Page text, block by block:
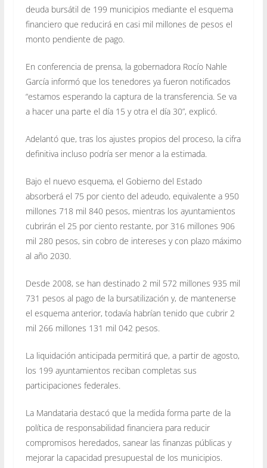
deuda bursátil de 199 municipios mediante el esquema
financiero que reducirá en casi mil millones de pesos el
monto pendiente de pago.
En conferencia de prensa, la gobernadora Rocío Nahle
García informó que los tenedores ya fueron notificados
“estamos esperando la captura de la transferencia. Se va
a hacer una parte el día 15 y otra el día 30”, explicó.
Adelantó que, tras los ajustes propios del proceso, la cifra
definitiva incluso podría ser menor a la estimada.
Bajo el nuevo esquema, el Gobierno del Estado
absorberá el 75 por ciento del adeudo, equivalente a 950
millones 718 mil 840 pesos, mientras los ayuntamientos
cubrirán el 25 por ciento restante, por 316 millones 906
mil 280 pesos, sin cobro de intereses y con plazo máximo
al año 2030.
Desde 2008, se han destinado 2 mil 572 millones 935 mil
731 pesos al pago de la bursatilización y, de mantenerse
el esquema anterior, todavía habrían tenido que cubrir 2
mil 266 millones 131 mil 042 pesos.
La liquidación anticipada permitirá que, a partir de agosto,
los 199 ayuntamientos reciban completas sus
participaciones federales.
La Mandataria destacó que la medida forma parte de la
política de responsabilidad financiera para reducir
compromisos heredados, sanear las finanzas públicas y
mejorar la capacidad presupuestal de los municipios.